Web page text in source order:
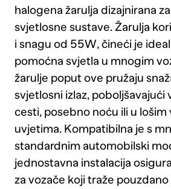
halogena žarulja dizajnirana
svjetlosne sustave. Žarulja
i snagu od 55W, čineći je
pomoćna svjetla u mnogim
žarulje poput ove pružaju
svjetlosni izlaz, poboljšavajući
cesti, posebno noću ili u lošim
uvjetima. Kompatibilna je s
standardnim automobilski
jednostavna instalacija
za vozače koji traže